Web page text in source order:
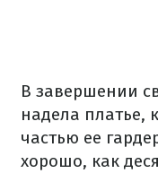
В завершении
надела платье,
частью ее
хорошо, как